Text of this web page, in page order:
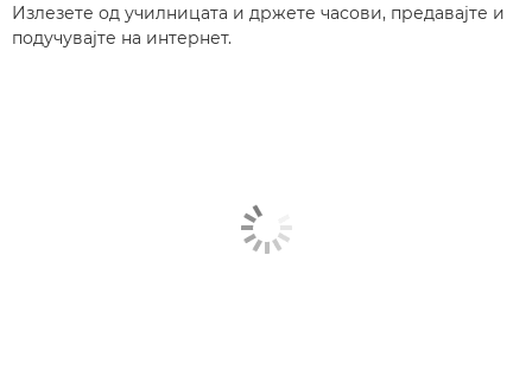
Излезете од училницата и држете часови, предавајте и
подучувајте на интернет.